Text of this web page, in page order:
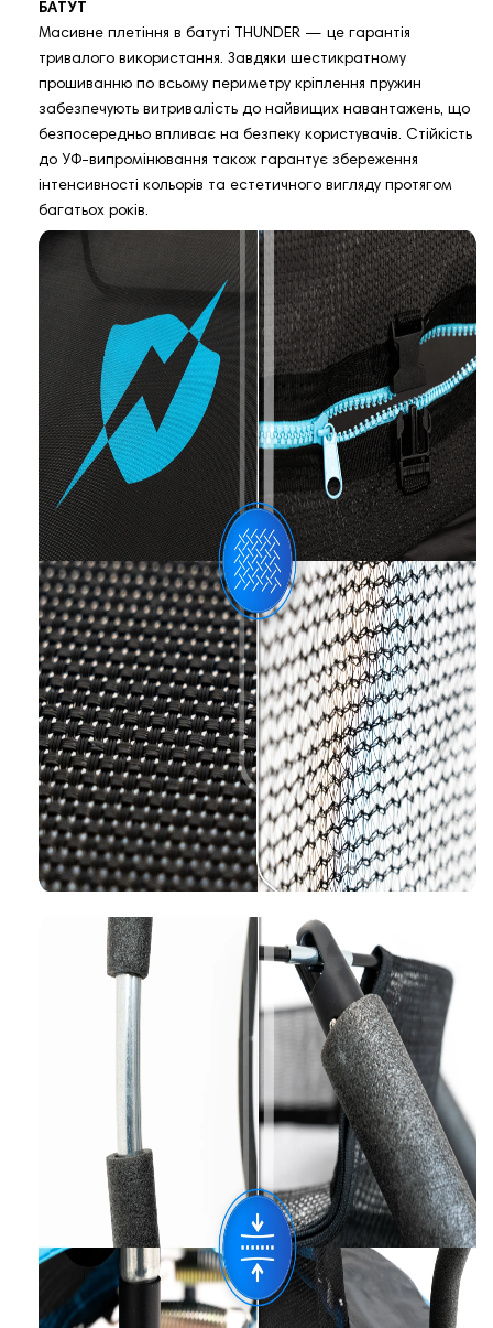
БАТУТ
Масивне плетіння в батуті THUNDER — це гарантія
тривалого використання. Завдяки шестикратному
прошиванню по всьому периметру кріплення пружин
забезпечують витривалість до найвищих навантажень, що
безпосередньо впливає на безпеку користувачів. Стійкість
до УФ-випромінювання також гарантує збереження
інтенсивності кольорів та естетичного вигляду протягом
багатьох років.